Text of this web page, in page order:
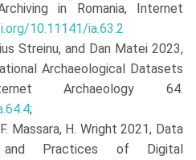
in Romania, Internet
10.11141/ia.63.2
Streinu, and Dan Matei 2023,
Archaeological Datasets
Archaeology 64.
;
H. Wright 2021, Data
and Practices of Digital